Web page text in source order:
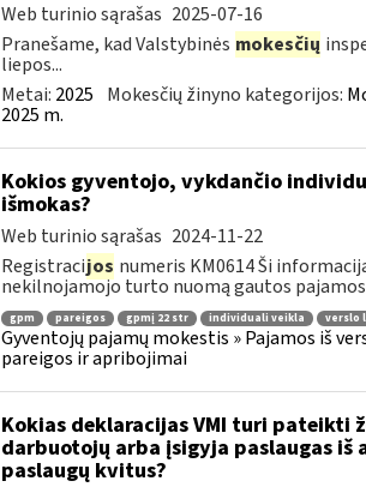
Web turinio sąrašas 2025-07-16
Pranešame, kad Valstybinės mokesčių
liepos...
Metai: 2025 Mokesčių žinyno kategorijos:
2025 m.
Kokios gyventojo, vykdančio
išmokas?
Web turinio sąrašas 2024-11-22
Registracijos numeris KM0614 Ši
nekilnojamojo turto nuomą gautos
gpm pareigos gpmį 22 str individuali veikla verslo
Gyventojų pajamų mokestis » Pajamos iš
pareigos ir apribojimai
Kokias deklaracijas VMI turi pateikti
darbuotojų arba įsigyja paslaugas iš
paslaugų kvitus?